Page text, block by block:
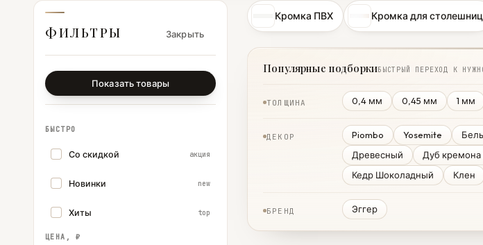
ФИЛЬТРЫ Закрыть
Показать товары
БЫСТРО
Со скидкой акция
Новинки new
Хиты top
ЦЕНА, ₽
Кромка ПВХ Кромка для столешниц
Популярные подборкиБЫСТРЫЙ ПЕРЕХОД К
ТОЛЩИНА 0,4 мм 0,45 мм 1 мм
ДЕКОР Piombo Yosemite
Древесный
Дуб
Кедр Шоколадный
Клен
БРЕНД Эггер